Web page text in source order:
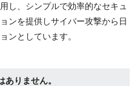
し、シンプルで効率的なセキュ
ンを提供しサイバー攻撃から日
ンとしています。
ありません。